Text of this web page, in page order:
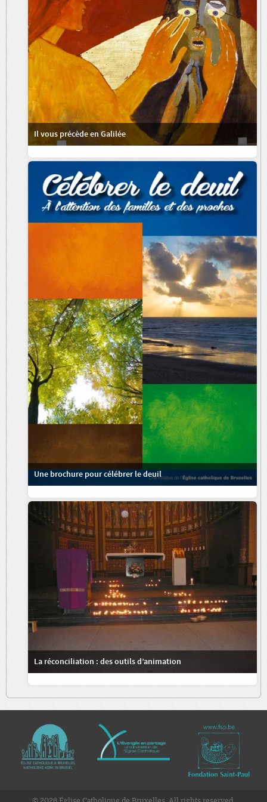
Il vous précède en Galilée
Une brochure pour célébrer le deuil
La réconciliation : des outils d’animation